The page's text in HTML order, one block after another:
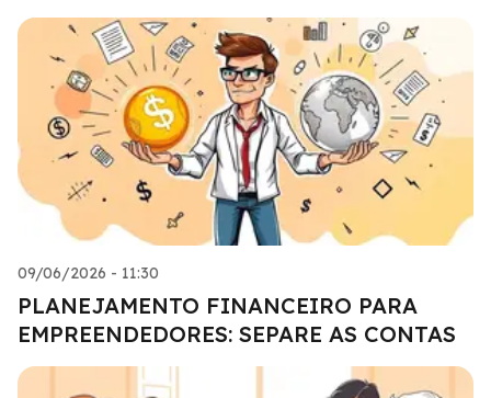
09/06/2026 - 11:30
PLANEJAMENTO FINANCEIRO PARA
EMPREENDEDORES: SEPARE AS CONTAS